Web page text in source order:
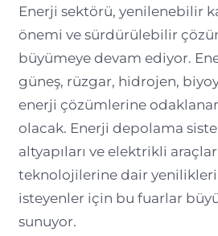
Enerji sektörü, yenilenebilir
önemi ve sürdürülebilir
büyümeye devam ediyor.
güneş, rüzgar, hidrojen,
enerji çözümlerine
olacak. Enerji depolama
altyapıları ve elektrikli
teknolojilerine dair
isteyenler için bu fuarlar
sunuyor.